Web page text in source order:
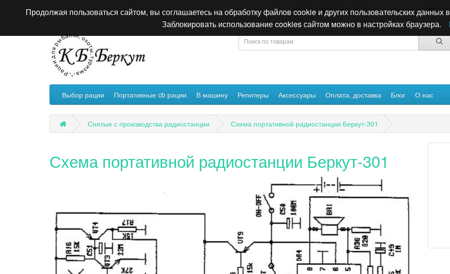
+7 495 196-63-51 Личный кабинет
Выбор рации Портативные cb рации В машину Репитеры Аксессуары Оплата, доставка Блог О нас
Снятые с производства радиостанции Схема портативной радиостанции Беркут-301
Схема портативной радиостанции Беркут-301
Продолжая пользоваться сайтом, вы соглашаетесь на обработку файлов cookie и других пользовательских данных
Заблокировать использование cookies сайтом можно в настройках браузера.